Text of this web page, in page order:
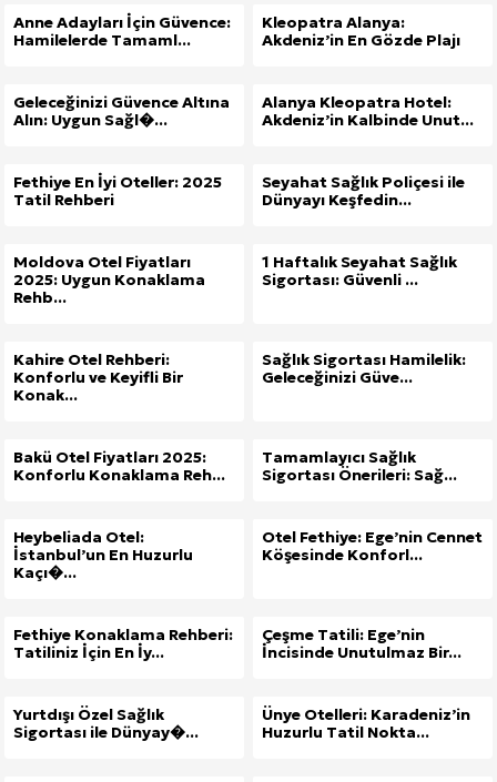
Anne Adayları İçin Güvence:
Hamilelerde Tamaml...
Kleopatra Alanya:
Akdeniz’in En Gözde Plajı
Geleceğinizi Güvence Altına
Alın: Uygun Sağl�...
Alanya Kleopatra Hotel:
Akdeniz’in Kalbinde Unut...
Fethiye En İyi Oteller: 2025
Tatil Rehberi
Seyahat Sağlık Poliçesi ile
Dünyayı Keşfedin...
Moldova Otel Fiyatları
2025: Uygun Konaklama
Rehb...
1 Haftalık Seyahat Sağlık
Sigortası: Güvenli ...
Kahire Otel Rehberi:
Konforlu ve Keyifli Bir
Konak...
Sağlık Sigortası Hamilelik:
Geleceğinizi Güve...
Bakü Otel Fiyatları 2025:
Konforlu Konaklama Reh...
Tamamlayıcı Sağlık
Sigortası Önerileri: Sağ...
Heybeliada Otel:
İstanbul’un En Huzurlu
Kaçı�...
Otel Fethiye: Ege’nin Cennet
Köşesinde Konforl...
Fethiye Konaklama Rehberi:
Tatiliniz İçin En İy...
Çeşme Tatili: Ege’nin
İncisinde Unutulmaz Bir...
Yurtdışı Özel Sağlık
Sigortası ile Dünyay�...
Ünye Otelleri: Karadeniz’in
Huzurlu Tatil Nokta...